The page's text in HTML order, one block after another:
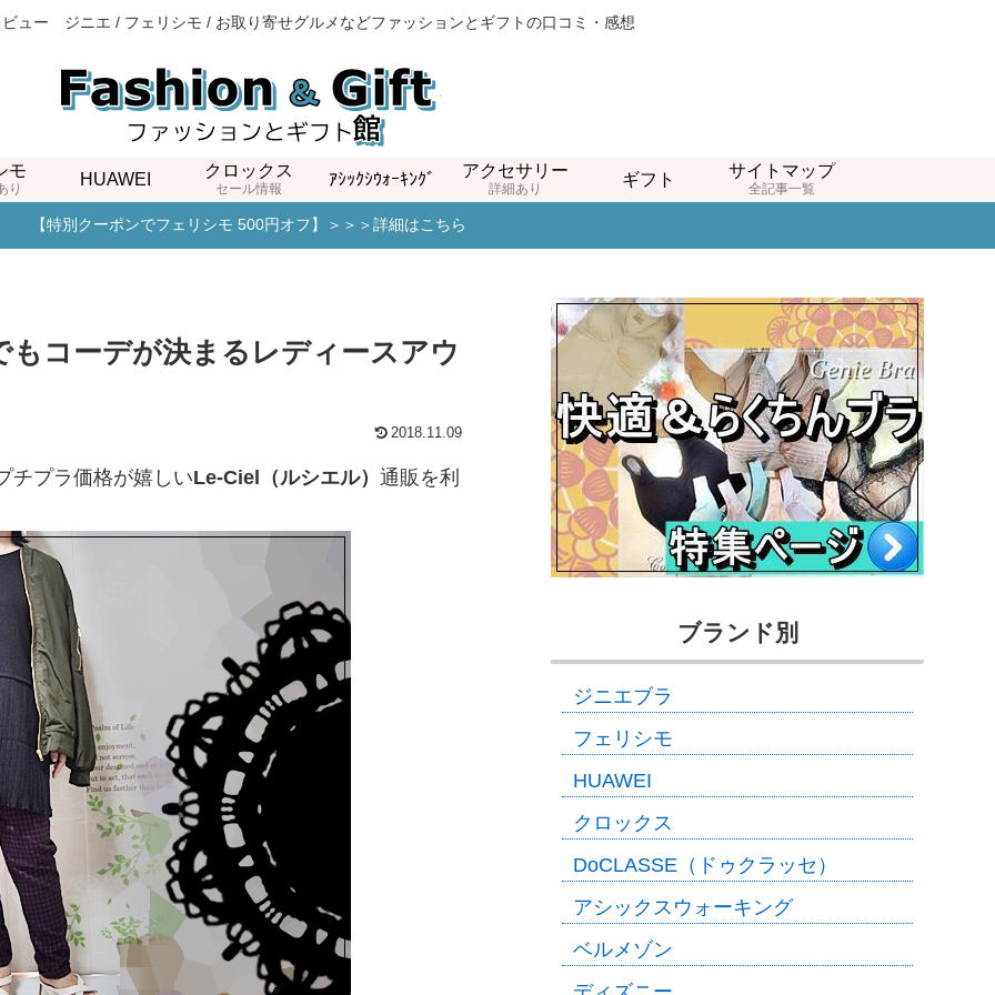
ュー ジニエ / フェリシモ / お取り寄せグルメなどファッションとギフトの口コミ・感想
モ
り
HUAWEI
クロックス
セール情報
ｱｼｯｸｼｳｫｰｷﾝｸﾞ
アクセサリー
詳細あり
ギフト
サイトマップ
全記事一覧
【特別クーポンでフェリシモ 500円オフ】＞＞＞詳細はこちら
コーデが決まるレディースアウ
2018.11.09
チプラ価格が嬉しいLe-Ciel（ルシエル） 通販を利
ブランド別
ジニエブラ
フェリシモ
HUAWEI
クロックス
DoCLASSE（ドゥクラッセ）
アシックスウォーキング
ベルメゾン